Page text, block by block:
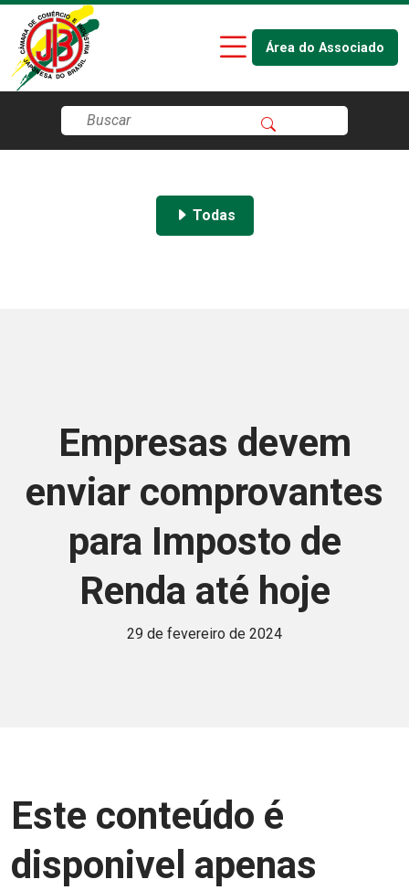
Área do Associado
Todas
Empresas devem
enviar comprovantes
para Imposto de
Renda até hoje
29 de fevereiro de 2024
Este conteúdo é
disponivel apenas